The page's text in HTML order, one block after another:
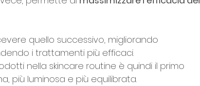
quello successivo, migliorando
i trattamenti più efficaci.
nella skincare routine è quindi il primo
più luminosa e più equilibrata.